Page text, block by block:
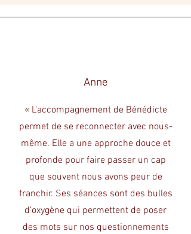
Anne
« L'accompagnement de Bénédicte
permet de se reconnecter avec nous-
même. Elle a une approche douce et
profonde pour faire passer un cap
que souvent nous avons peur de
franchir. Ses séances sont des bulles
d'oxygène qui permettent de poser
des mots sur nos questionnements